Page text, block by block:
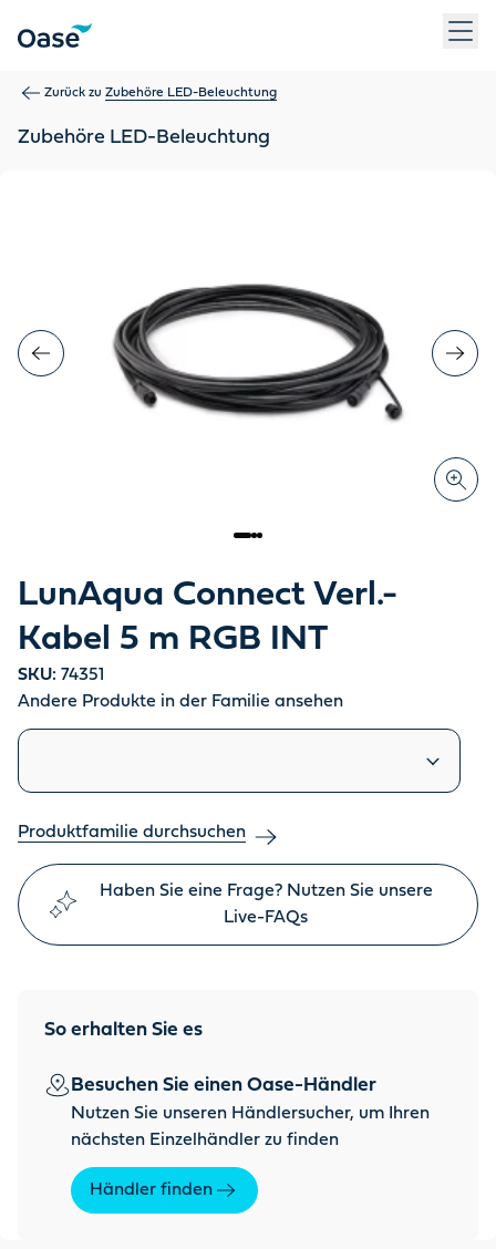
Zurück zu Zubehöre LED-Beleuchtung
Zubehöre LED-Beleuchtung
LunAqua Connect Verl.-
Kabel 5 m RGB INT
SKU: 74351
Andere Produkte in der Familie ansehen
Ähnliche Produkte
Produktfamilie durchsuchen
Haben Sie eine Frage? Nutzen Sie unsere
Live-FAQs
So erhalten Sie es
Besuchen Sie einen Oase-Händler
Nutzen Sie unseren Händlersucher, um Ihren
nächsten Einzelhändler zu finden
Händler finden